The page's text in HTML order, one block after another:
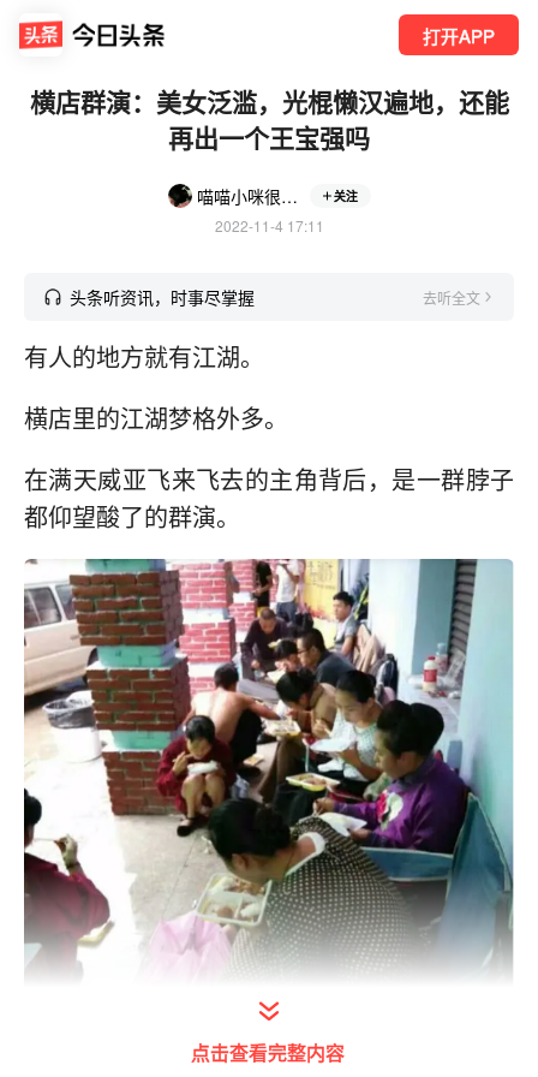
打开APP
横店群演：美女泛滥，光棍懒汉遍地，还能
再出一个王宝强吗
喵喵小咪很厉害 关注
2022-11-4 17:11
头条听资讯，时事尽掌握 去听全文
有人的地方就有江湖。
横店里的江湖梦格外多。
在满天威亚飞来飞去的主角背后，是一群脖子
都仰望酸了的群演。
点击查看完整内容